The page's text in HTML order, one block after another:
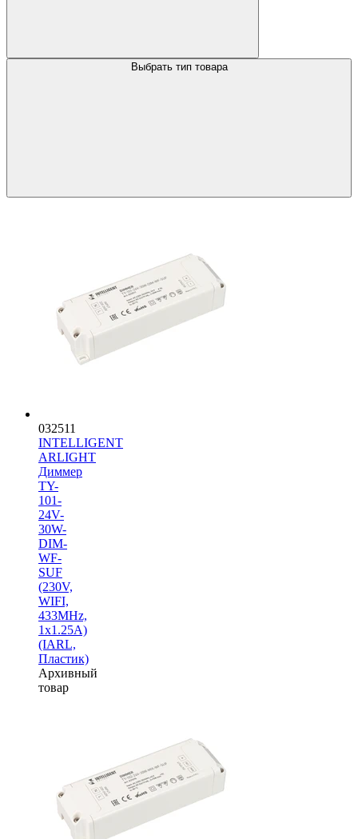
Выбрать тип товара
032511
INTELLIGENT
ARLIGHT
Диммер
TY-
101-
24V-
30W-
DIM-
WF-
SUF
(230V,
WIFI,
433MHz,
1х1.25A)
(IARL,
Пластик)
Архивный
товар